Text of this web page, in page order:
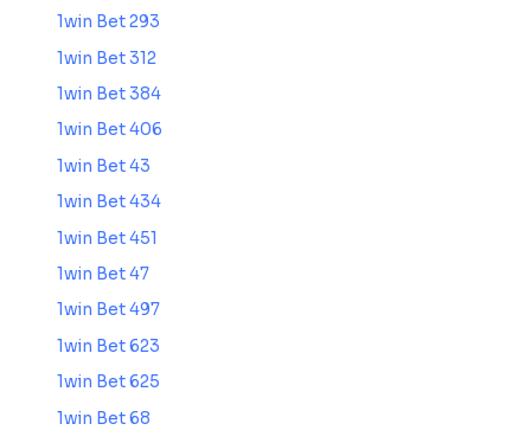
1win Bet 293
1win Bet 312
1win Bet 384
1win Bet 406
1win Bet 43
1win Bet 434
1win Bet 451
1win Bet 47
1win Bet 497
1win Bet 623
1win Bet 625
1win Bet 68